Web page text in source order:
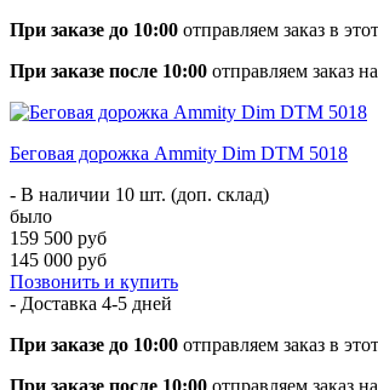
При заказе до 10:00 отправляем заказ в
При заказе после 10:00 отправляем заказ
Беговая дорожка Ammity Dim DTM 5018
- В наличии 10 шт. (доп. склад)
было
159 500 руб
145 000 руб
Позвонить и купить
- Доставка 4-5 дней
При заказе до 10:00 отправляем заказ в
При заказе после 10:00 отправляем заказ